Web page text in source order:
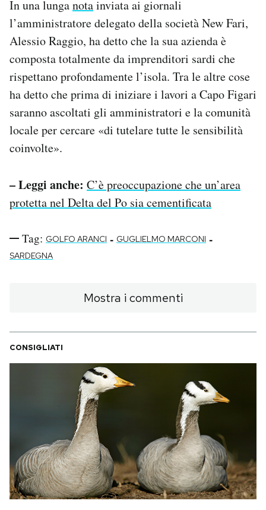
In una lunganotainviata ai giornali
l’amministratore delegato della società New Fari,
Alessio Raggio, ha detto che la sua azienda è
composta totalmente da imprenditori sardi che
rispettano profondamente l’isola. Tra le altre cose
ha detto che prima di iniziare i lavori a Capo Figari
saranno ascoltati gli amministratori e la comunità
locale per cercare «di tutelare tutte le sensibilità
coinvolte».
– Leggi anche: C’è preoccupazione che un’area
protetta nel Delta del Po sia cementificata
Tag: GOLFO ARANCI - GUGLIELMO MARCONI -
SARDEGNA
Mostra i commenti
CONSIGLIATI